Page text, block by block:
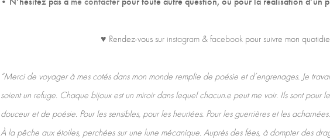
♥ Rendez-vous sur instagram& facebookpour suivre mon
“Merci de voyager à mes cotés dans mon monde remplie de poésie et d’engrenages. Je
soient un refuge. Chaque bijoux est un miroir dans lequel chacun.e peut me voir. Ils sont pour
douceur et de poésie. Pour les sensibles, pour les heurtées. Pour les guerrières et les acharnées.
À la pêche aux étoiles, perchées sur une lune mécanique. Auprès des fées, à dompter des